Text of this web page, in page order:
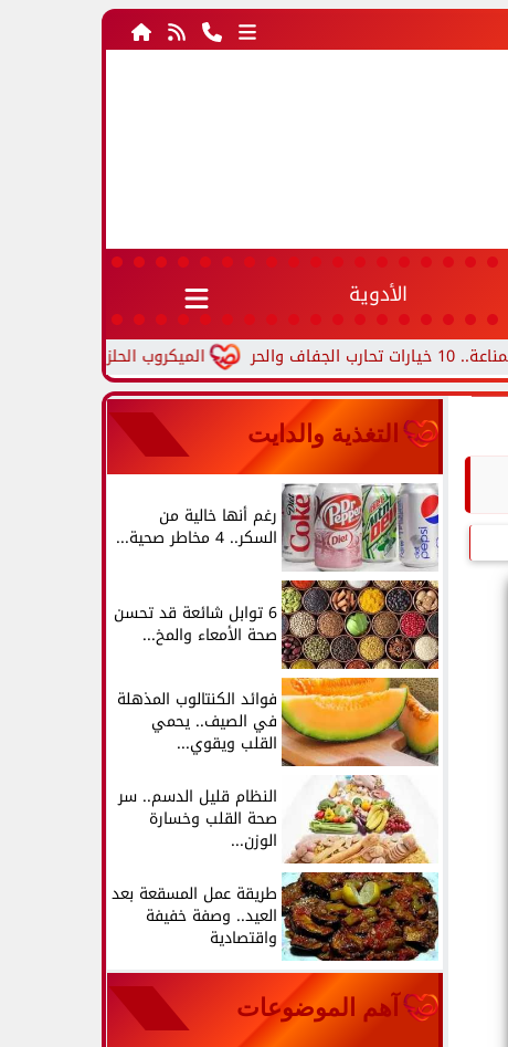
الأدوية
الميكروب الحلزوني.. أعراض جرثومة
التغذية والدايت
رغم أنها خالية من
السكر.. 4 مخاطر صحية...
6 توابل شائعة قد تحسن
صحة الأمعاء والمخ...
فوائد الكنتالوب المذهلة
في الصيف.. يحمي
القلب ويقوي...
النظام قليل الدسم.. سر
صحة القلب وخسارة
الوزن...
طريقة عمل المسقعة بعد
العيد.. وصفة خفيفة
واقتصادية
آهم الموضوعات